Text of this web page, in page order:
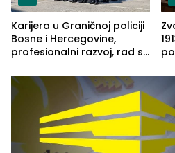
Karijera u Graničnoj policiji
Bosne i Hercegovine,
profesionalni razvoj, rad sa
služba građanima